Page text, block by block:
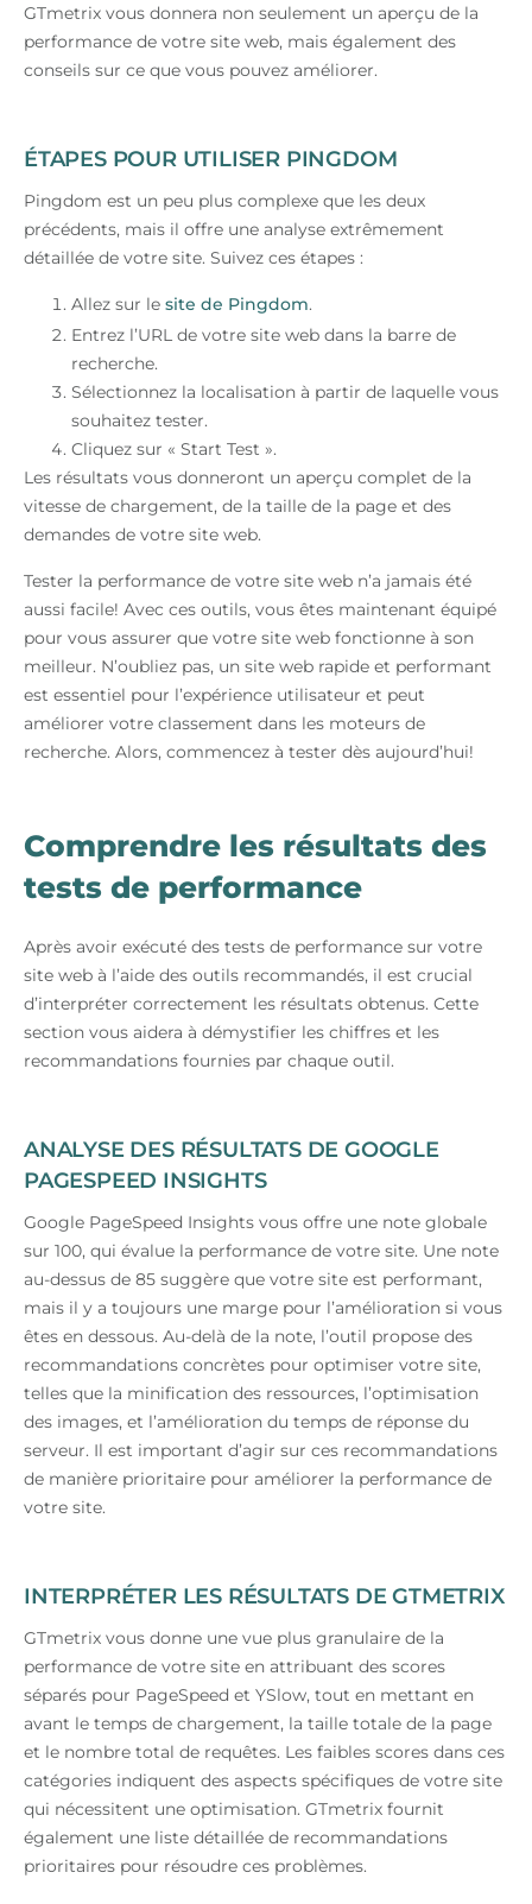
GTmetrix vous donnera non seulement un aperçu de la
performance de votre site web, mais également des
conseils sur ce que vous pouvez améliorer.
ÉTAPES POUR UTILISER PINGDOM
Pingdom est un peu plus complexe que les deux
précédents, mais il offre une analyse extrêmement
détaillée de votre site. Suivez ces étapes :
Allez sur le site de Pingdom.
Entrez l’URL de votre site web dans la barre de
recherche.
Sélectionnez la localisation à partir de laquelle vous
souhaitez tester.
Cliquez sur « Start Test ».
Les résultats vous donneront un aperçu complet de la
vitesse de chargement, de la taille de la page et des
demandes de votre site web.
Tester la performance de votre site web n’a jamais été
aussi facile! Avec ces outils, vous êtes maintenant équipé
pour vous assurer que votre site web fonctionne à son
meilleur. N’oubliez pas, un site web rapide et performant
est essentiel pour l’expérience utilisateur et peut
améliorer votre classement dans les moteurs de
recherche. Alors, commencez à tester dès aujourd’hui!
Comprendre les résultats des
tests de performance
Après avoir exécuté des tests de performance sur votre
site web à l’aide des outils recommandés, il est crucial
d’interpréter correctement les résultats obtenus. Cette
section vous aidera à démystifier les chiffres et les
recommandations fournies par chaque outil.
ANALYSE DES RÉSULTATS DE GOOGLE
PAGESPEED INSIGHTS
Google PageSpeed Insights vous offre une note globale
sur 100, qui évalue la performance de votre site. Une note
au-dessus de 85 suggère que votre site est performant,
mais il y a toujours une marge pour l’amélioration si vous
êtes en dessous. Au-delà de la note, l’outil propose des
recommandations concrètes pour optimiser votre site,
telles que la minification des ressources, l’optimisation
des images, et l’amélioration du temps de réponse du
serveur. Il est important d’agir sur ces recommandations
de manière prioritaire pour améliorer la performance de
votre site.
INTERPRÉTER LES RÉSULTATS DE GTMETRIX
GTmetrix vous donne une vue plus granulaire de la
performance de votre site en attribuant des scores
séparés pour PageSpeed et YSlow, tout en mettant en
avant le temps de chargement, la taille totale de la page
et le nombre total de requêtes. Les faibles scores dans ces
catégories indiquent des aspects spécifiques de votre site
qui nécessitent une optimisation. GTmetrix fournit
également une liste détaillée de recommandations
prioritaires pour résoudre ces problèmes.